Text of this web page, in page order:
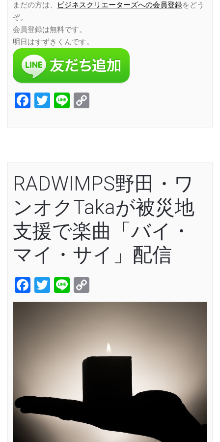
まだの方は、
ビジネスクリエーターズへの会員登録をどう
ぞ。
会員登録は無料です。
明日はすずきくんです。
Facebook
Twitter
Line
RADWIMPS野田・ワ
ンオクTakaが被災地
支援で楽曲「バイ・
マイ・サイ」配信
Facebook
Twitter
Line
Link